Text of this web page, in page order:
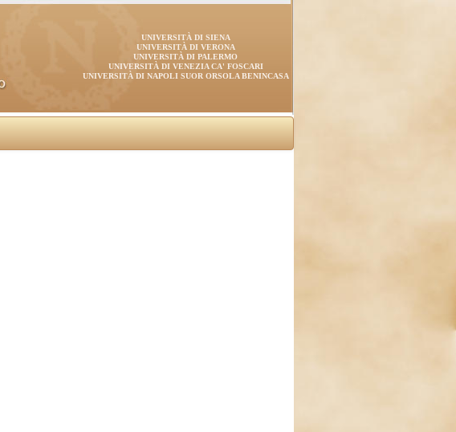
UNIVERSITÀ DI SIENA
UNIVERSITÀ DI VERONA
UNIVERSITÀ DI PALERMO
UNIVERSITÀ DI VENEZIA CA' FOSCARI
UNIVERSITÀ DI NAPOLI SUOR ORSOLA BENINCASA